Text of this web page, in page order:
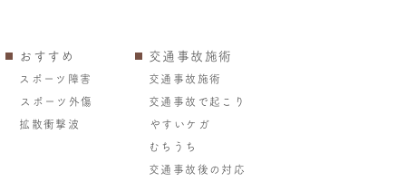
おすすめ
スポーツ障害
スポーツ外傷
拡散衝撃波
交通事故施術
交通事故施術
交通事故で起こり
やすいケガ
むちうち
交通事故後の対応